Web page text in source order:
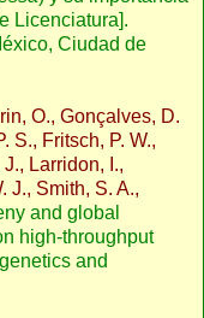
Licenciatura].
Ciudad de
O., Gonçalves, D.
S., Fritsch, P. W.,
Larridon, I.,
J., Smith, S. A.,
and global
high-throughput
and